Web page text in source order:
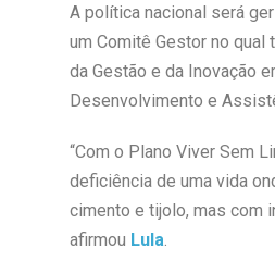
A política nacional será
um Comitê Gestor no
da Gestão e da Inovação
Desenvolvimento e
“Com o Plano Viver Sem
deficiência de uma vida
cimento e tijolo, mas com
afirmou Lula